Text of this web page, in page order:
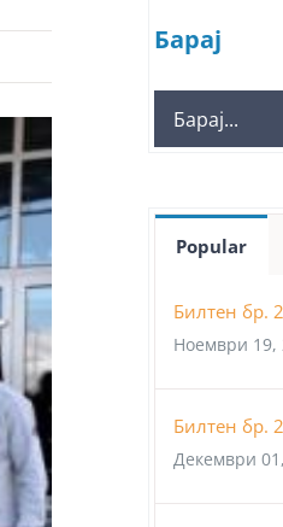
Барај
Search
for:
Popular
Билтен бр.
Ноември 19,
Билтен бр.
Декември